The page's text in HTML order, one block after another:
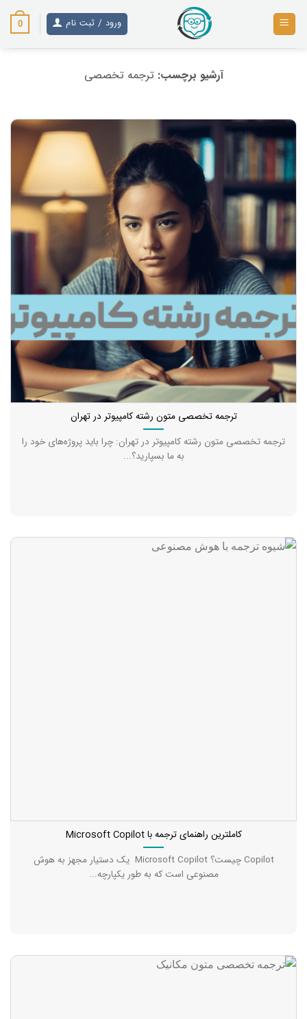
ورود / ثبت نام 0
آرشیو برچسب:ترجمه تخصصی
ترجمه تخصصی متون رشته کامپیوتر در تهران
ترجمه تخصصی متون رشته کامپیوتر در تهران: چرا باید پروژه‌های خود را
به ما بسپارید؟...
کاملترین راهنمای ترجمه با Microsoft Copilot
Copilot چیست؟ Microsoft Copilot یک دستیار مجهز به هوش
مصنوعی است که به طور یکپارچه...